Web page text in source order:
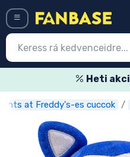
Heti
at Freddy's-es cuccok
Belépés
Legújabb cuccok